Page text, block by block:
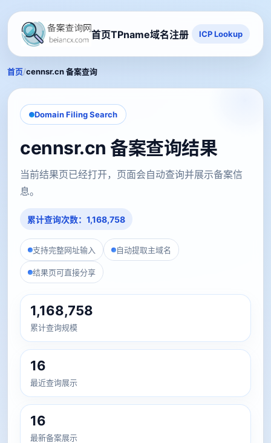
首页TPname域名注册 ICP Lookup
首页/cennsr.cn 备案查询
Domain Filing Search
cennsr.cn 备案查询结果
当前结果页已经打开，页面会自动查询并展示备案信
息。
累计查询次数：1,168,758
支持完整网址输入 自动提取主域名
结果页可直接分享
1,168,758
累计查询规模
16
最近查询展示
16
最新备案展示